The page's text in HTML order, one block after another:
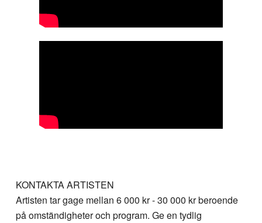
KONTAKTA ARTISTEN
Artisten tar gage mellan 6 000 kr - 30 000 krberoende
på omständigheter och program. Ge en tydlig